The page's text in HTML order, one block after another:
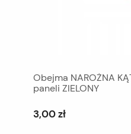
Obejma NAROŻNA
paneli ZIELONY
3,00 zł